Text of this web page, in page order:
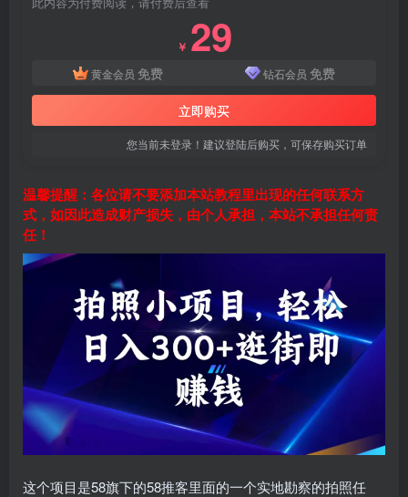
￥ 29
黄金会员 免费 钻石会员 免费
立即购买
您当前未登录！建议登陆后购买，可保存购买订单
温馨提醒：各位请不要添加本站教程里出现的任何联系方
式，如因此造成财产损失，由个人承担，本站不承担任何责
任！
这个项目是58旗下的58推客里面的一个实地勘察的拍照任